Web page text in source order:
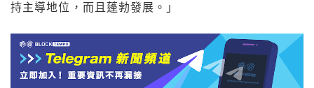
持主導地位，而且蓬勃發展。」